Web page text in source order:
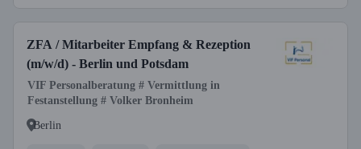
ZFA / Mitarbeiter Empfang & Rezeption
(m/w/d) - Berlin und Potsdam
VIF Personalberatung # Vermittlung in
Festanstellung # Volker Bronheim
Berlin